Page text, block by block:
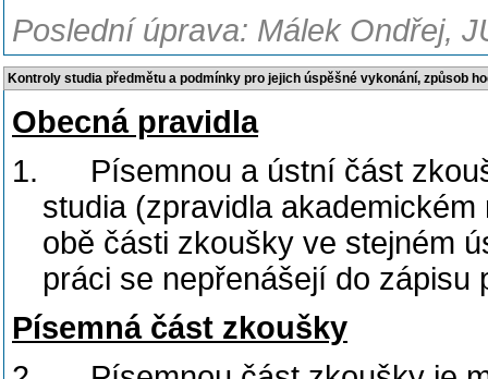
Poslední úprava: Málek Ondřej,
Kontroly studia předmětu a podmínky pro jejich úspěšné vykonání, způsob
Obecná pravidla
1.
Písemnou a ústní část
studia (zpravidla
obě části zkoušky ve stejném
práci se nepřenášejí do zápisu
Písemná část zkoušky